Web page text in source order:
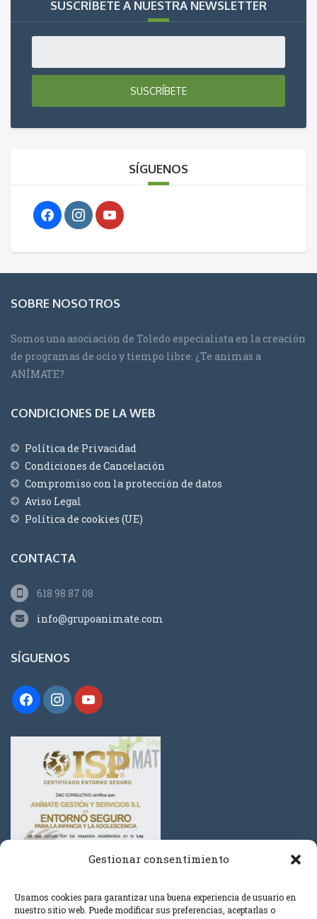
Gestionar consentimiento
Usamos cookies para garantizar una buena experiencia de usuario en
nuestro sitio web. Puede modificar sus preferencias, aceptarlas o
SUSCRÍBETE A NUESTRA NEWSLETTER
SUSCRÍBETE
SÍGUENOS
SOBRE NOSOTROS
Somos una asociación de Toledo especialista en la creación
de programas de ocio y tiempo libre. ¿Te animas a
ANÍMATE?
CONDICIONES DE LA WEB
Política de Privacidad
Condiciones de Cancelación
Compromiso con la protección de datos
Aviso Legal
Política de cookies (UE)
CONTACTA
618 98 87 08
info@grupoanimate.com
SÍGUENOS